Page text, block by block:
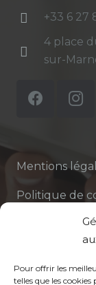
Pour offrir les
telles que les
+33 6 27
4 place
sur-
Mentions
Politique de
Politique de